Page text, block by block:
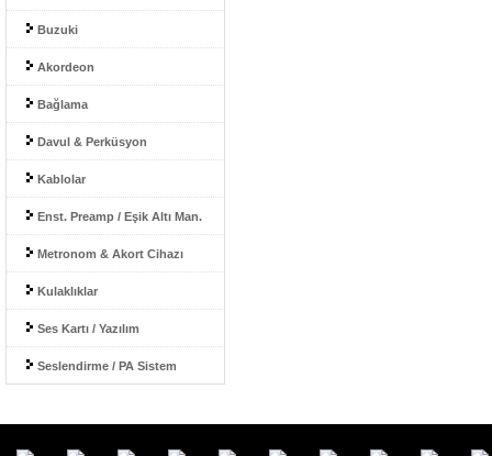
Buzuki
Akordeon
Bağlama
Davul & Perküsyon
Kablolar
Enst. Preamp / Eşik Altı Man.
Metronom & Akort Cihazı
Kulaklıklar
Ses Kartı / Yazılım
Seslendirme / PA Sistem